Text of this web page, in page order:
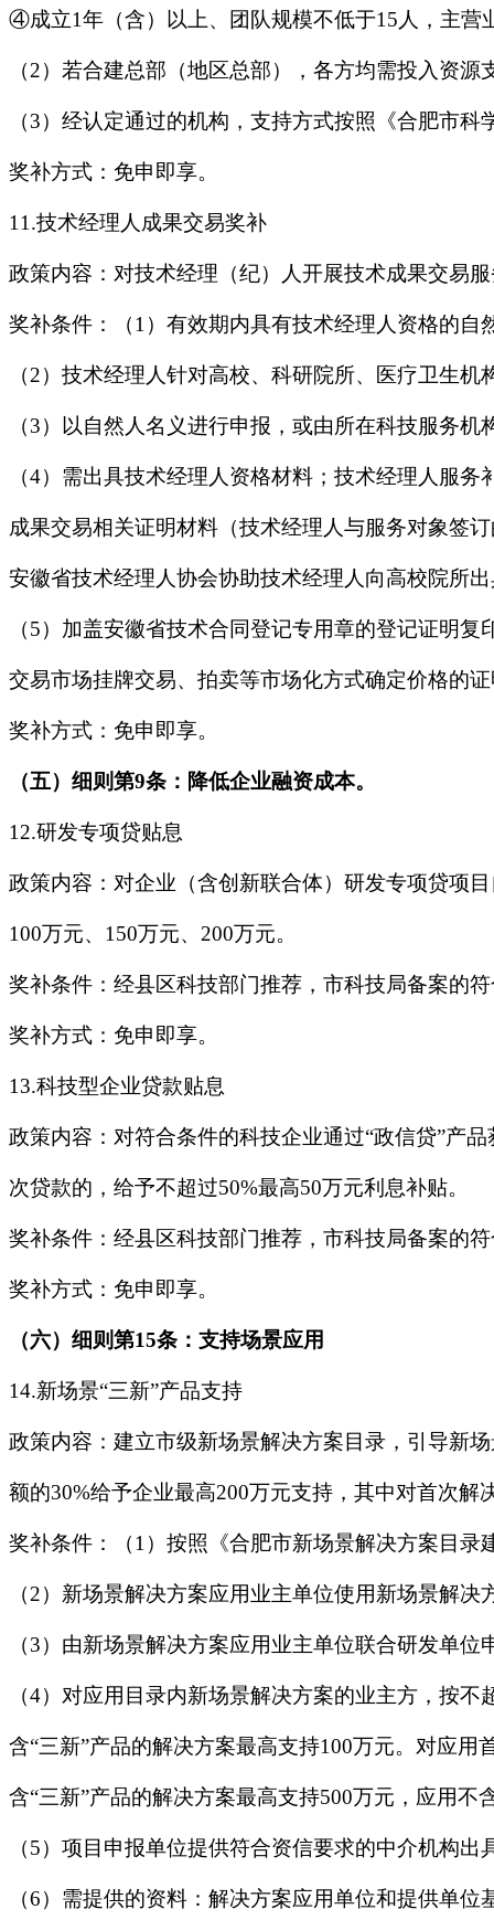
④成立1年（含）以上、团队规模不低于15人，主营
（2）若合建总部（地区总部），各方均需投入资
（3）经认定通过的机构，支持方式按照《合肥市
奖补方式：免申即享。
11.技术经理人成果交易奖补
政策内容：对技术经理（纪）人开展技术成果交易
奖补条件：（1）有效期内具有技术经理人资格的自
（2）技术经理人针对高校、科研院所、医疗卫生
（3）以自然人名义进行申报，或由所在科技服务机
（4）需出具技术经理人资格材料；技术经理人服
成果交易相关证明材料（技术经理人与服务对象签
安徽省技术经理人协会协助技术经理人向高校院所
（5）加盖安徽省技术合同登记专用章的登记证明
交易市场挂牌交易、拍卖等市场化方式确定价格的
奖补方式：免申即享。
（五）细则第9条：降低企业融资成本。
12.研发专项贷贴息
政策内容：对企业（含创新联合体）研发专项贷项
100万元、150万元、200万元。
奖补条件：经县区科技部门推荐，市科技局备案的
奖补方式：免申即享。
13.科技型企业贷款贴息
政策内容：对符合条件的科技企业通过“政信贷”产
次贷款的，给予不超过50%最高50万元利息补贴。
奖补条件：经县区科技部门推荐，市科技局备案的
奖补方式：免申即享。
（六）细则第15条：支持场景应用
14.新场景“三新”产品支持
政策内容：建立市级新场景解决方案目录，引导新
额的30%给予企业最高200万元支持，其中对首次
奖补条件：（1）按照《合肥市新场景解决方案目
（2）新场景解决方案应用业主单位使用新场景解
（3）由新场景解决方案应用业主单位联合研发单位
（4）对应用目录内新场景解决方案的业主方，按
含“三新”产品的解决方案最高支持100万元。对应
含“三新”产品的解决方案最高支持500万元，应用不
（5）项目申报单位提供符合资信要求的中介机构
（6）需提供的资料：解决方案应用单位和提供单